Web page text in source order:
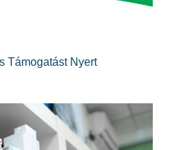
Támogatást Nyert